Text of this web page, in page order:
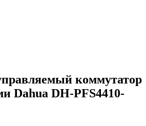
коммутатор
Dahua DH-PFS4410-